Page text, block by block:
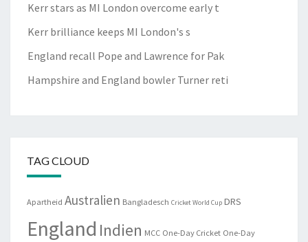
Kerr stars as MI London overcome early t
Kerr brilliance keeps MI London's s
England recall Pope and Lawrence for Pak
Hampshire and England bowler Turner reti
TAG CLOUD
Apartheid Australien Bangladesch Cricket World Cup DRS
England Indien MCC One-Day Cricket One-Day